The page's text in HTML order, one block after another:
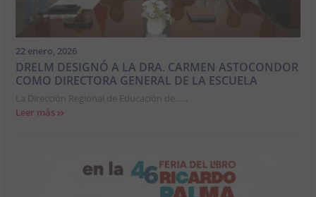
22 enero, 2026
DRELM DESIGNÓ A LA DRA. CARMEN ASTOCONDOR
COMO DIRECTORA GENERAL DE LA ESCUELA
La Dirección Regional de Educación de......
Leer más >>